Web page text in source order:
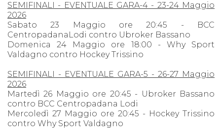
SEMIFINALI - EVENTUALE GARA-4 - 23-24 Maggio
2026
Sabato 23 Maggio ore 20:45 - BCC
CentropadanaLodi contro Ubroker Bassano
Domenica 24 Maggio ore 18:00 - Why Sport
Valdagno contro Hockey Trissino
SEMIFINALI - EVENTUALE GARA-5 - 26-27 Maggio
2026
Martedì 26 Maggio ore 20:45 - Ubroker Bassano
contro BCC Centropadana Lodi
Mercoledì 27 Maggio ore 20:45 - Hockey Trissino
contro Why Sport Valdagno